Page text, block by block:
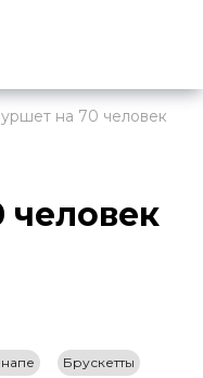
на 70 человек
Брускетты